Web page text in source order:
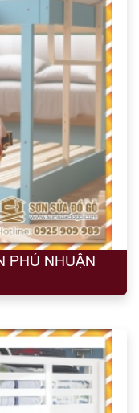
PHÚ NHUẬN